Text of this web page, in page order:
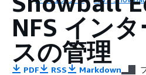
NFS イン
スの管理
PDF RSS Markdown